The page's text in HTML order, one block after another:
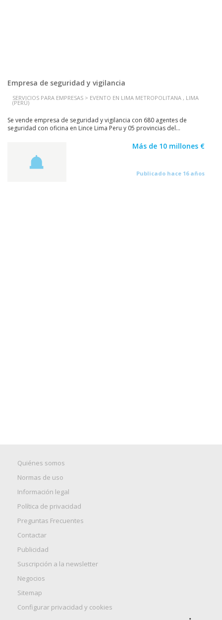
Empresa de seguridad y vigilancia
SERVICIOS PARA EMPRESAS > EVENTO EN LIMA METROPOLITANA , LIMA
(PERÚ)
Se vende empresa de seguridad y vigilancia con 680 agentes de
seguridad con oficina en Lince Lima Peru y 05 provincias del...
Más de 10 millones €
Publicado hace 16 años
Quiénes somos
Normas de uso
Información legal
Política de privacidad
Preguntas Frecuentes
Contactar
Publicidad
Suscripción a la newsletter
Negocios
Sitemap
Configurar privacidad y cookies